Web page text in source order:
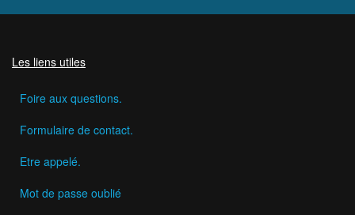
Les liens utiles
Foire aux questions.
Formulaire de contact.
Etre appelé.
Mot de passe oublié